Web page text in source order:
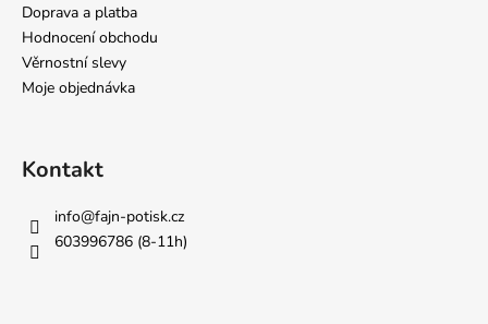
Doprava a platba
Hodnocení obchodu
Věrnostní slevy
Moje objednávka
Kontakt
info@fajn-potisk.cz
603996786 (8-11h)